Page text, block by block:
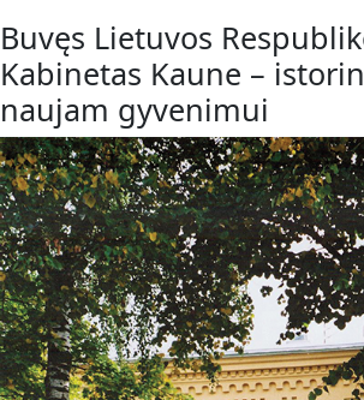
Buvęs Lietuvos
Kabinetas Kaune –
naujam gyvenimui